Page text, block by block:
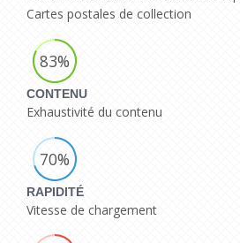
Cartes postales de collection
83%
CONTENU
Exhaustivité du contenu
70%
RAPIDITÉ
Vitesse de chargement